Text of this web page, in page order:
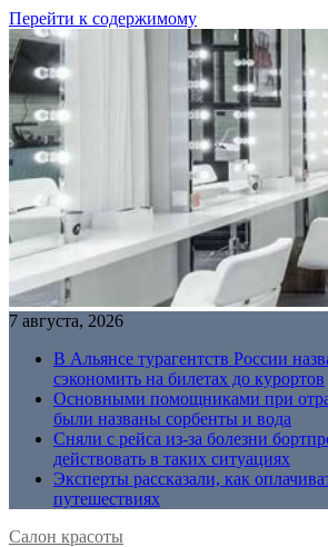
Перейти к содержимому
7 августа, 2026
В Альянсе турагентств России
сэкономить на билетах до курортов
Основными помощниками при
были названы сорбенты и вода
Сняли с рейса из-за болезни
действовать в таких ситуациях
Эксперты рассказали, как
путешествиях
Салон красоты